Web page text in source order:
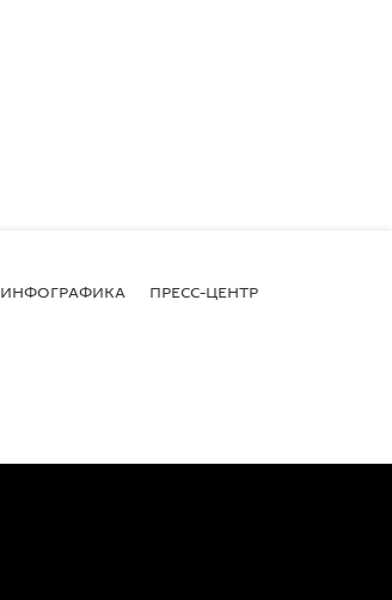
ИНФОГРАФИКА ПРЕСС-ЦЕНТР